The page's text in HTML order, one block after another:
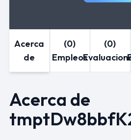
Acerca
de
(0)
Empleos
(0)
Acerca de